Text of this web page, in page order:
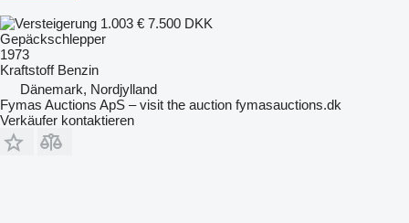
1.003 € 7.500 DKK
Gepäckschlepper
1973
Kraftstoff Benzin
Dänemark, Nordjylland
Fymas Auctions ApS – visit the auction fymasauctions.dk
Verkäufer kontaktieren